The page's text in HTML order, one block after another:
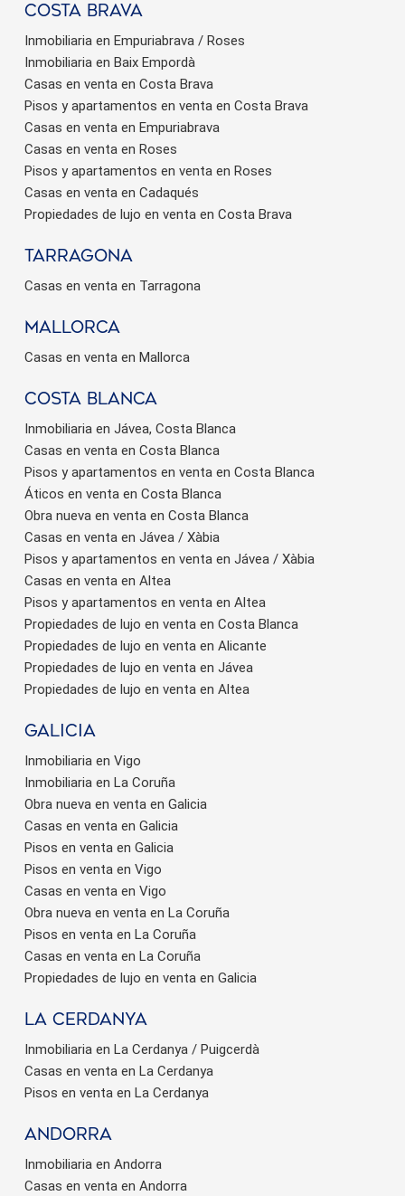
Costa brava
Inmobiliaria en Empuriabrava / Roses
Inmobiliaria en Baix Empordà
Casas en venta en Costa Brava
Pisos y apartamentos en venta en Costa Brava
Casas en venta en Empuriabrava
Casas en venta en Roses
Pisos y apartamentos en venta en Roses
Casas en venta en Cadaqués
Propiedades de lujo en venta en Costa Brava
Tarragona
Casas en venta en Tarragona
Mallorca
Casas en venta en Mallorca
Costa Blanca
Inmobiliaria en Jávea, Costa Blanca
Casas en venta en Costa Blanca
Pisos y apartamentos en venta en Costa Blanca
Áticos en venta en Costa Blanca
Obra nueva en venta en Costa Blanca
Casas en venta en Jávea / Xàbia
Pisos y apartamentos en venta en Jávea / Xàbia
Casas en venta en Altea
Pisos y apartamentos en venta en Altea
Propiedades de lujo en venta en Costa Blanca
Propiedades de lujo en venta en Alicante
Propiedades de lujo en venta en Jávea
Propiedades de lujo en venta en Altea
Galicia
Inmobiliaria en Vigo
Inmobiliaria en La Coruña
Obra nueva en venta en Galicia
Casas en venta en Galicia
Pisos en venta en Galicia
Pisos en venta en Vigo
Casas en venta en Vigo
Obra nueva en venta en La Coruña
Pisos en venta en La Coruña
Casas en venta en La Coruña
Propiedades de lujo en venta en Galicia
La Cerdanya
Inmobiliaria en La Cerdanya / Puigcerdà
Casas en venta en La Cerdanya
Pisos en venta en La Cerdanya
Andorra
Inmobiliaria en Andorra
Casas en venta en Andorra